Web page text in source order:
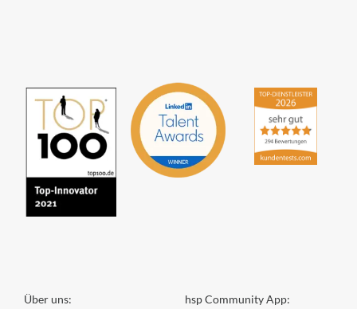
Über uns: hsp Community App: